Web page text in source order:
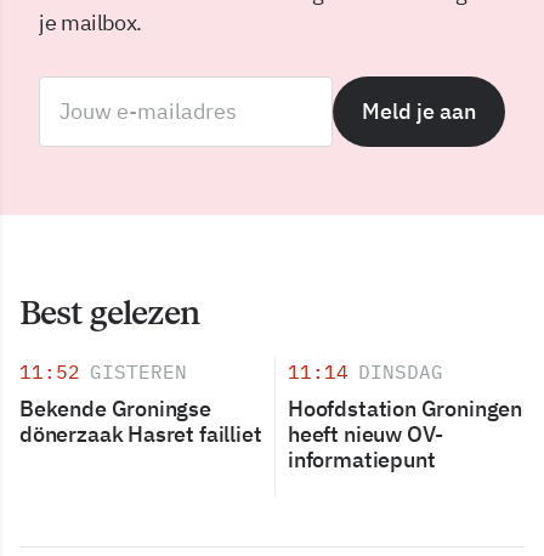
je mailbox.
Meld je aan
Best gelezen
11:52 GISTEREN
Bekende Groningse
dönerzaak Hasret failliet
11:14 DINSDAG
Hoofdstation Groningen
heeft nieuw OV-
informatiepunt